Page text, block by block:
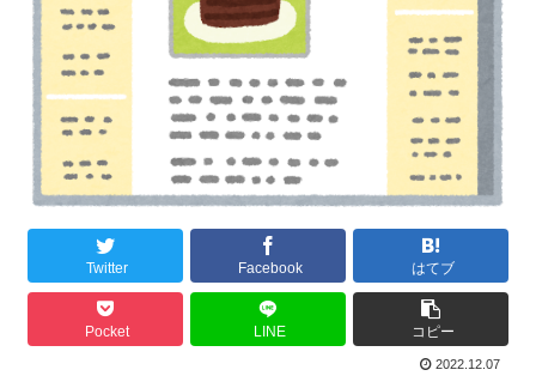
Twitter Facebook はてブ
Pocket LINE コピー
2022.12.07